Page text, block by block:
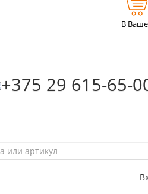
‎+375 29 615-65-
В